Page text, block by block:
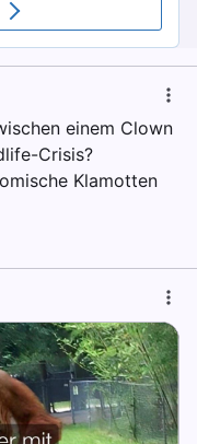
einem Clown
Crisis?
Klamotten